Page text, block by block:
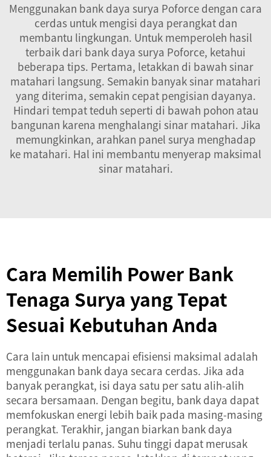
Menggunakan bank daya surya Poforce dengan cara
cerdas untuk mengisi daya perangkat dan
membantu lingkungan. Untuk memperoleh hasil
terbaik dari bank daya surya Poforce, ketahui
beberapa tips. Pertama, letakkan di bawah sinar
matahari langsung. Semakin banyak sinar matahari
yang diterima, semakin cepat pengisian dayanya.
Hindari tempat teduh seperti di bawah pohon atau
bangunan karena menghalangi sinar matahari. Jika
memungkinkan, arahkan panel surya menghadap
ke matahari. Hal ini membantu menyerap maksimal
sinar matahari.
Cara Memilih Power Bank
Tenaga Surya yang Tepat
Sesuai Kebutuhan Anda
Cara lain untuk mencapai efisiensi maksimal adalah
menggunakan bank daya secara cerdas. Jika ada
banyak perangkat, isi daya satu per satu alih-alih
secara bersamaan. Dengan begitu, bank daya dapat
memfokuskan energi lebih baik pada masing-masing
perangkat. Terakhir, jangan biarkan bank daya
menjadi terlalu panas. Suhu tinggi dapat merusak